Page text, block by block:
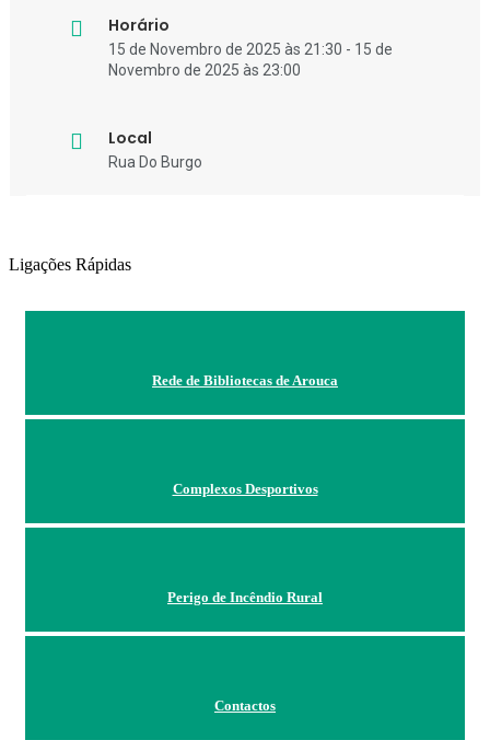
Horário
15 de Novembro de 2025 às 21:30 - 15 de
Novembro de 2025 às 23:00
Local
Rua Do Burgo
Ligações Rápidas
Rede de Bibliotecas de Arouca
Complexos Desportivos
Perigo de Incêndio Rural
Contactos